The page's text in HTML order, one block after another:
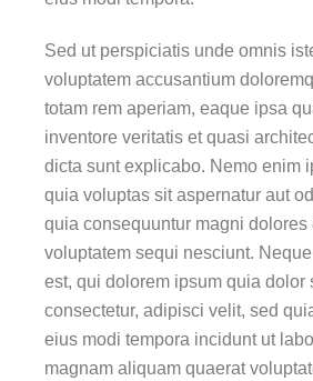
Sed ut perspiciatis unde omnis
voluptatem accusantium
totam rem aperiam, eaque ipsa
inventore veritatis et quasi
dicta sunt explicabo. Nemo enim
quia voluptas sit aspernatur aut
quia consequuntur magni dolores
voluptatem sequi nesciunt.
est, qui dolorem ipsum quia dolor
consectetur, adipisci velit, sed
eius modi tempora incidunt ut
magnam aliquam quaerat